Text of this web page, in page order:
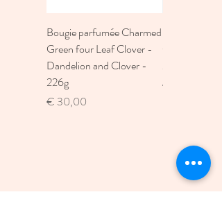
Bougie parfumée Charmed
Green four Leaf Clover -
Dandelion and Clover -
226g
Prijs
€ 30,00
Moon
Prijs
€ 30,00